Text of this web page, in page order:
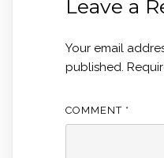
Leave a
Your email
published.
COMMENT *